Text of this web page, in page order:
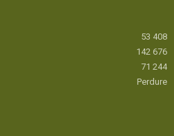
53 408
142 676
71 244
Perdure